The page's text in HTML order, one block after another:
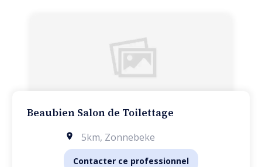
Beaubien Salon de Toilettage
5km, Zonnebeke
Contacter ce professionnel